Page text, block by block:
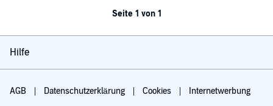
Seite 1 von 1
Hilfe
AGB Datenschutzerklärung Cookies Internetwerbung